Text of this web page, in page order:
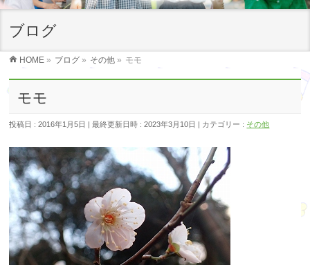
ブログ
HOME » ブログ » その他 » モモ
モモ
投稿日 : 2016年1月5日 最終更新日時 : 2023年3月10日 カテゴリー : その他